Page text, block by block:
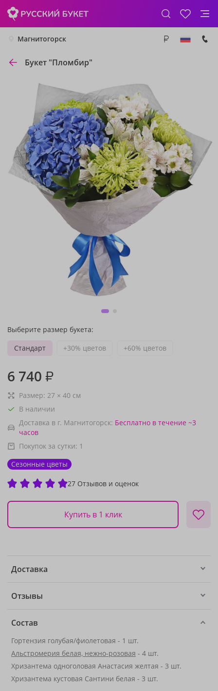
Магнитогорск
Букет "Пломбир"
Выберите размер букета:
Стандарт
+30% цветов +60% цветов
6 740 ₽
Размер: 27 × 40 см
В наличии
Доставка в г. Магнитогорск: Бесплатно в течение ~3
часов
Покупок за сутки: 1
Сезонные цветы
27 Отзывов и оценок
Купить в 1 клик
Доставка
Отзывы
Состав
Гортензия голубая/фиолетовая - 1 шт.
Альстромерия белая, нежно-розовая - 4 шт.
Хризантема одноголовая Анастасия желтая - 3 шт.
Хризантема кустовая Сантини белая - 3 шт.